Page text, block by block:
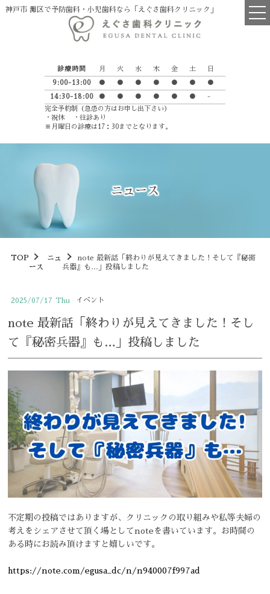
神戸市 灘区で予防歯科・小児歯科なら「えぐさ歯科クリニック」
診療時間 月 火 水 木 金 土 日
9:00-13:00 ● ● ● ● ● ● ●
14:30-18:00 ● ● ● ● ● ●
-
完全予約制（急患の方はお申し出下さい）
・祝休 ・往診あり
※月曜日の診療は17：30までとなります。
ニュース
医院について
院長・スタッフ紹介
診療の流れ
英語学習室
Petit Luxe
診療項目
一般歯科
おとなの矯正歯科
予防歯科
ホワイトニング
マウスガード
elmo piccoloの紹介
クリニックの特徴
求人情報
予防治療を始めよう！
初めての方へQ&A
TOP
ニュ
ース
note 最新話「終わりが見えてきました！そして『秘密
兵器』も…」投稿しました
2025/07/17 Thu イベント
note 最新話「終わりが見えてきました！そし
て『秘密兵器』も…」投稿しました
不定期の投稿ではありますが、クリニックの取り組みや私等夫婦の
考えをシェアさせて頂く場としてnoteを書いています。お時間の
ある時にお読み頂けますと嬉しいです。
https://note.com/egusa_dc/n/n940007f997ad